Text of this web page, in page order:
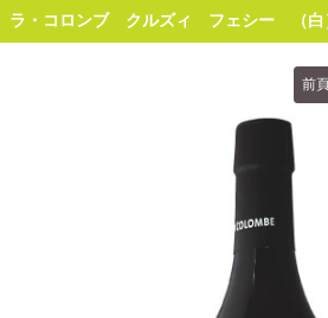
ラ・コロンブ クルズィ フェシー （白